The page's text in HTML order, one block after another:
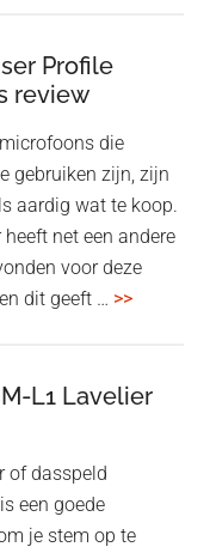
Profile
review
die
gebruiken zijn, zijn
aardig wat te koop.
heeft net een andere
voor deze
dit geeft … >>
review
L1 Lavelier
of dasspeld
een goede
je stem op te